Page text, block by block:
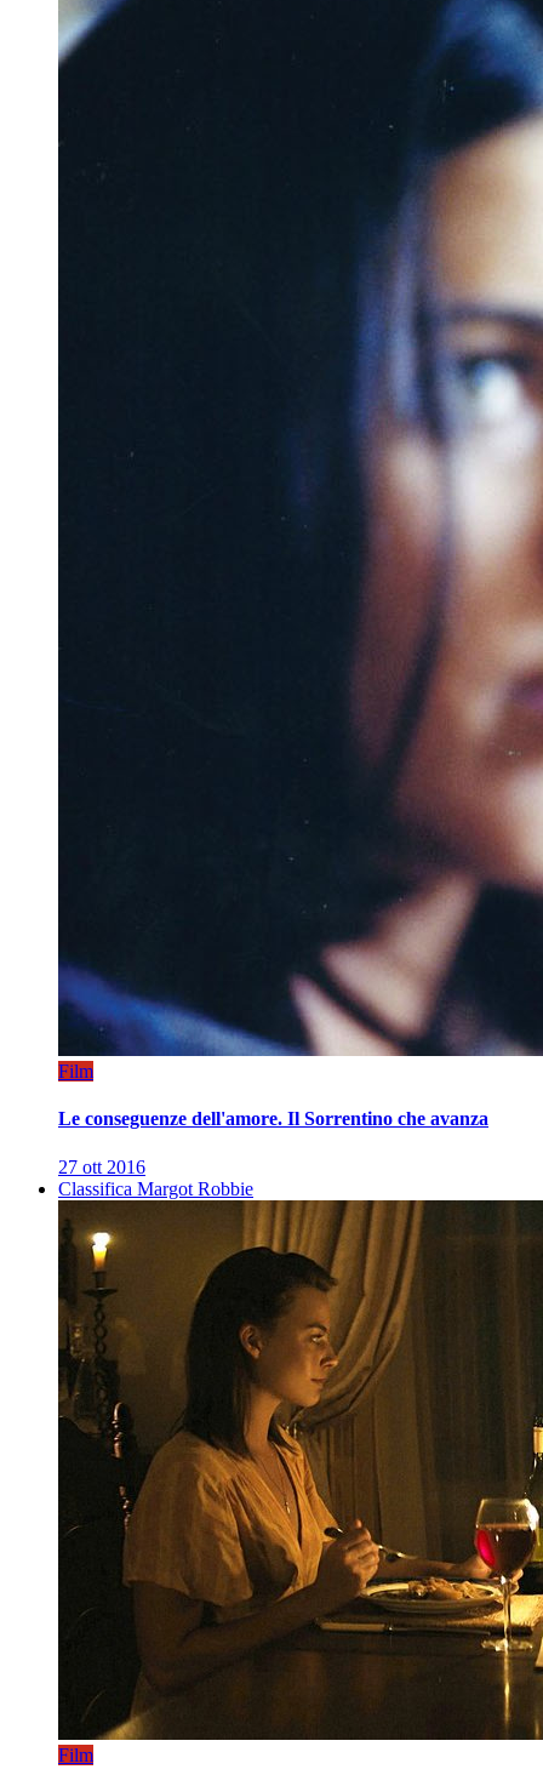
Film
Le conseguenze dell'amore. Il Sorrentino che avanza
27 ott 2016
Classifica Margot Robbie
Film